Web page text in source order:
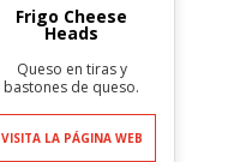
Frigo Cheese
Heads
Queso en tiras y
bastones de queso.
VISITA LA PÁGINA WEB